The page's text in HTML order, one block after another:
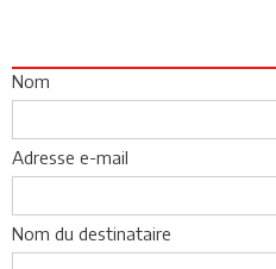
Nom
Adresse e-mail
Nom du destinataire